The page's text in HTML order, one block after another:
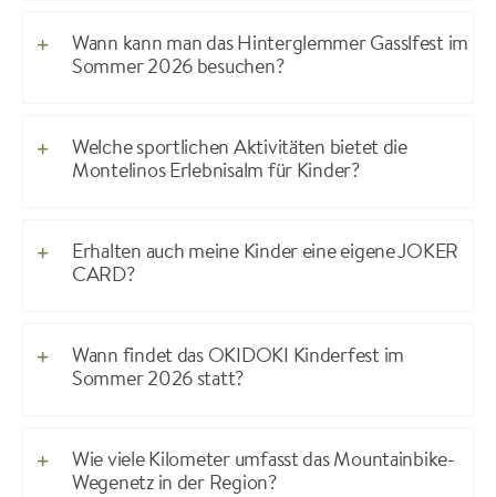
Wann kann man das Hinterglemmer Gasslfest im
Sommer 2026 besuchen?
Welche sportlichen Aktivitäten bietet die
Montelinos Erlebnisalm für Kinder?
Erhalten auch meine Kinder eine eigene JOKER
CARD?
Wann findet das OKIDOKI Kinderfest im
Sommer 2026 statt?
Wie viele Kilometer umfasst das Mountainbike-
Wegenetz in der Region?